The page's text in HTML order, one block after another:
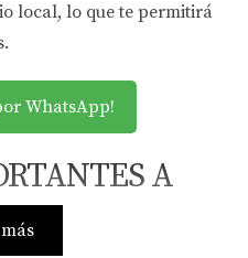
local, lo que te permitirá
WhatsApp!
A